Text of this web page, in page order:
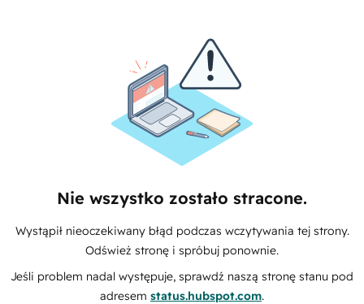
Nie wszystko zostało stracone.
Wystąpił nieoczekiwany błąd podczas wczytywania tej strony.
Odśwież stronę i spróbuj ponownie.
Jeśli problem nadal występuje, sprawdź naszą stronę stanu pod
adresem status.hubspot.com.